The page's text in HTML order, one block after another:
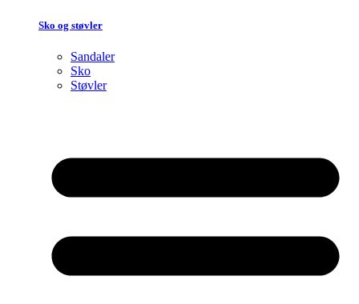
Sko og støvler
Sandaler
Sko
Støvler